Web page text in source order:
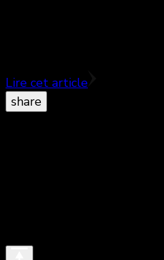
Lire cet article
share